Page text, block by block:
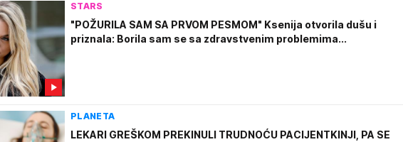
STARS
"POŽURILA SAM SA PRVOM PESMOM" Ksenija otvorila dušu i
priznala: Borila sam se sa zdravstvenim problemima...
PLANETA
LEKARI GREŠKOM PREKINULI TRUDNOĆU PACIJENTKINJI, PA SE